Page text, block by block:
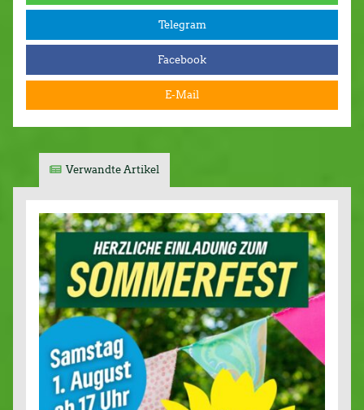
Telegram
Facebook
E-Mail
Verwandte Artikel